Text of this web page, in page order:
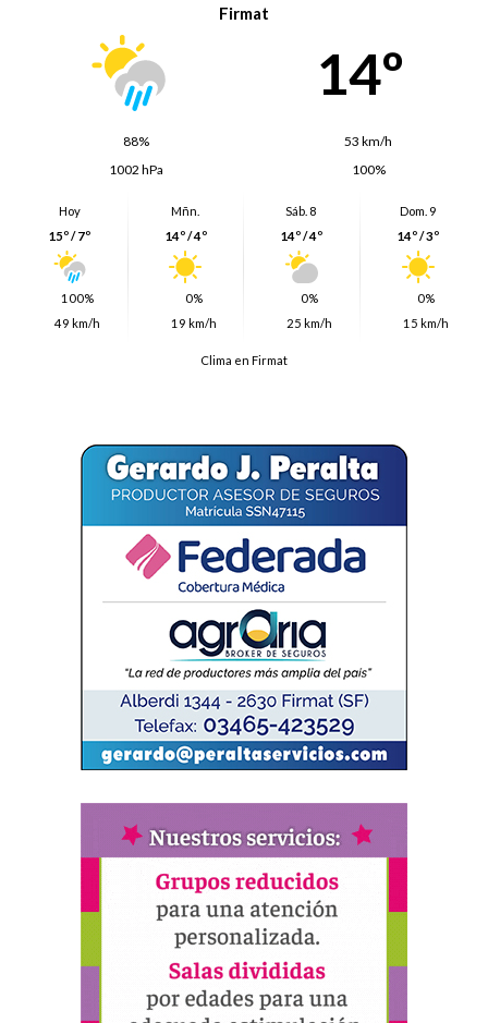
Firmat
14º
88%
53 km/h
1002 hPa
100%
Hoy
15º / 7º
100%
49 km/h
Mñn.
14º / 4º
0%
19 km/h
Sáb. 8
14º / 4º
0%
25 km/h
Dom. 9
14º / 3º
0%
15 km/h
Clima en Firmat